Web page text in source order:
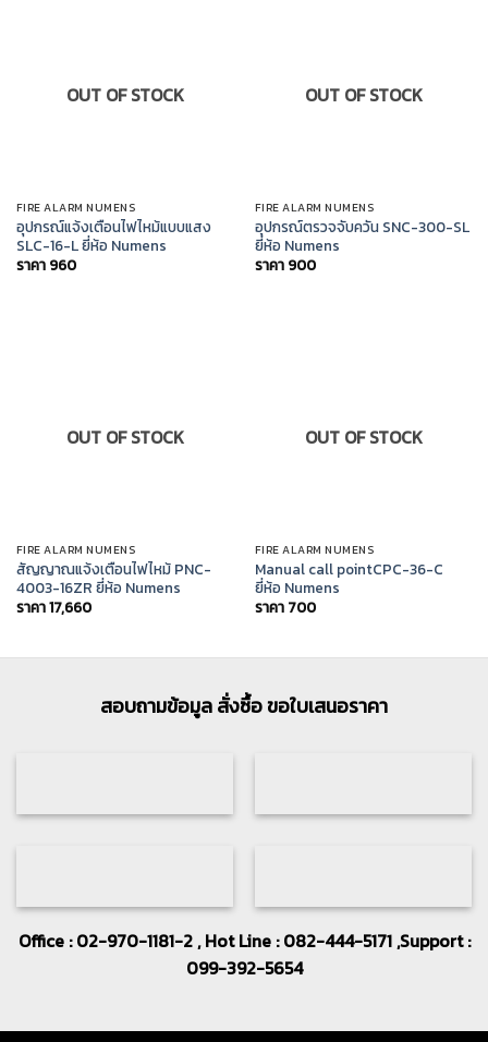
OUT OF STOCK
FIRE ALARM NUMENS
อุปกรณ์แจ้งเตือนไฟไหม้แบบแสง
SLC-16-L ยี่ห้อ Numens
ราคา 960
OUT OF STOCK
FIRE ALARM NUMENS
อุปกรณ์ตรวจจับควัน SNC-300-SL
ยี่ห้อ Numens
ราคา 900
OUT OF STOCK
FIRE ALARM NUMENS
สัญญาณแจ้งเตือนไฟไหม้ PNC-
4003-16ZR ยี่ห้อ Numens
ราคา17,660
OUT OF STOCK
FIRE ALARM NUMENS
Manual call pointCPC-36-C
ยี่ห้อ Numens
ราคา 700
สอบถามข้อมูล สั่งซื้อ ขอใบเสนอราคา
Office : 02-970-1181-2 , Hot Line : 082-444-5171 ,Support :
099-392-5654